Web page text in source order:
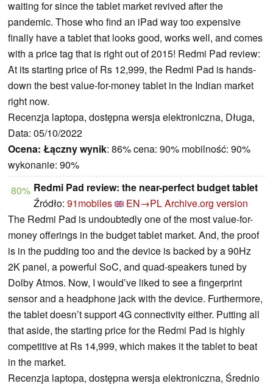
waiting for since the tablet market revived after the
pandemic. Those who find an iPad way too expensive
finally have a tablet that looks good, works well, and comes
with a price tag that is right out of 2015! Redmi Pad review:
At its starting price of Rs 12,999, the Redmi Pad is hands-
down the best value-for-money tablet in the Indian market
right now.
Recenzja laptopa, dostępna wersja elektroniczna, Długa,
Data: 05/10/2022
Ocena: Łączny wynik: 86% cena: 90% mobilność: 90%
wykonanie: 90%
80% Redmi Pad review: the near-perfect budget tablet
Źródło: 91mobiles EN→PLArchive.org version
The Redmi Pad is undoubtedly one of the most value-for-
money offerings in the budget tablet market. And, the proof
is in the pudding too and the device is backed by a 90Hz
2K panel, a powerful SoC, and quad-speakers tuned by
Dolby Atmos. Now, I would’ve liked to see a fingerprint
sensor and a headphone jack with the device. Furthermore,
the tablet doesn’t support 4G connectivity either. Putting all
that aside, the starting price for the Redmi Pad is highly
competitive at Rs 14,999, which makes it the tablet to beat
in the market.
Recenzja laptopa, dostępna wersja elektroniczna, Średnio